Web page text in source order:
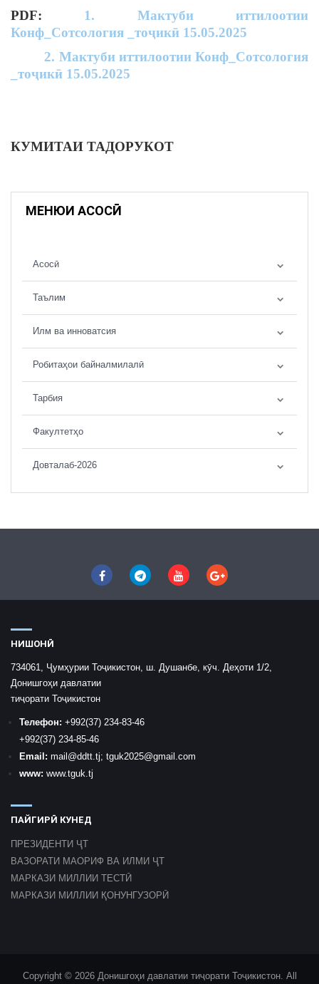
PDF: 1. Мактуби иттилоотии
Конф_Сотсология _тоҷикӣ 15.05.2025
2. Мактуби иттилоотии Конф_Сотсология
_тоҷикӣ 15.05.2025
КУМИТАИ ТАДОРУКОТ
МЕНЮИ АСОСӢ
Асосӣ
Таълим
Илм ва инноватсия
Робитаҳои байналмилалӣ
Тарбия
Факултетҳо
Довталаб-2026
НИШОНӢ
734061, Ҷумҳурии Тоҷикистон, ш. Душанбе, кӯч. Деҳоти 1/2,
Донишгоҳи давлатии
тиҷорати Тоҷикистон
Телефон: +992(37) 234-83-46
+992(37) 234-85-46
Email: mail @ddtt.tj; tguk2025@gmail.com
www: www.tguk.tj
ПАЙГИРӢ КУНЕД
ПРЕЗИДЕНТИ ҶТ
ВАЗОРАТИ МАОРИФ ВА ИЛМИ ҶТ
МАРКАЗИ МИЛЛИИ ТЕСТӢ
МАРКАЗИ МИЛЛИИ ҚОНУНГУЗОРӢ
Copyright © 2026 Донишгоҳи давлатии тиҷорати Тоҷикистон. All